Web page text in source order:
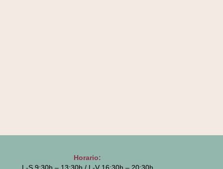
Horario:
L-S 9:30h – 13:30h / L-V 16:30h – 20:30h